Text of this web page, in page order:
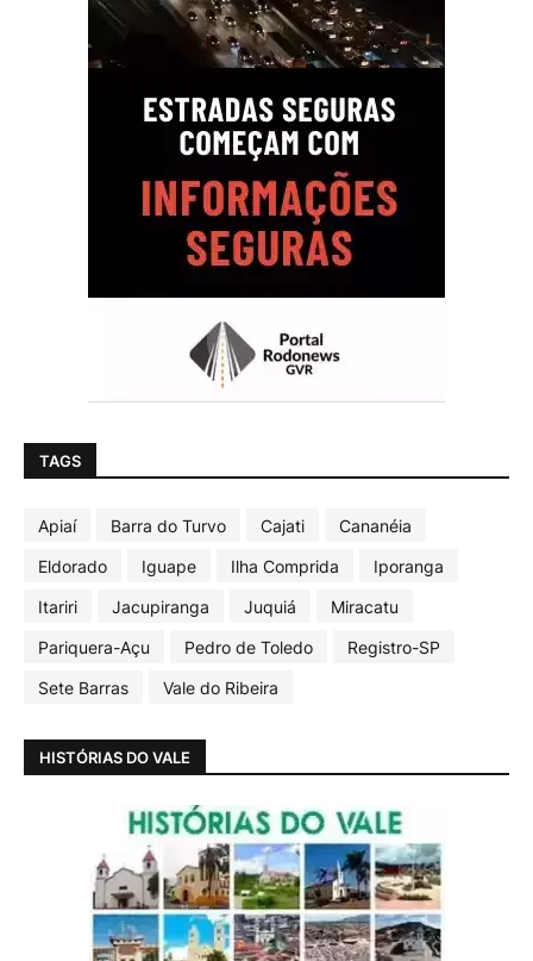
TAGS
Apiaí Barra do Turvo Cajati
Cananéia
Eldorado
Iguape Ilha Comprida
Iporanga
Itariri
Jacupiranga Juquiá
Miracatu
Pariquera-Açu
Pedro de Toledo
Registro-SP
Sete Barras
Vale do Ribeira
HISTÓRIAS DO VALE